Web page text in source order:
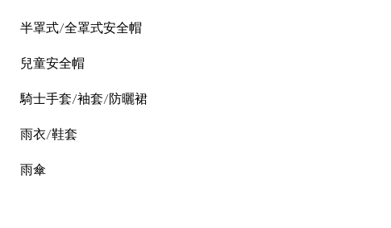
半罩式/全罩式安全帽
兒童安全帽
騎士手套/袖套/防曬裙
雨衣/鞋套
雨傘